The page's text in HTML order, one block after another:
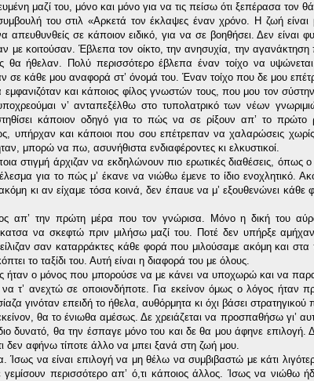
μαζί του, μόνο και μόνο για να τις πείσω ότι ξεπέρασα τον
του στιλ «Αρκετά τον έκλαψες έναν χρόνο. Η ζωή
απευθυνθείς σε κάποιον ειδικό, για να σε βοηθήσει. Δεν είναι
με κοιτούσαν. Έβλεπα τον οίκτο, την ανησυχία, την
θα ήθελαν. Πολύ περισσότερο έβλεπα έναν τοίχο να
σε κάθε μου αναφορά στ’ όνομά του. Έναν τοίχο που δε μου
και κάποιος φίλος γνωστών τους, που μου τον
ν’ ανταπεξέλθω στο τυπολατρικό των νέων
κάποιον οδηγό για το πώς να σε ρίξουν απ’ το πρώτο
υπήρχαν και κάποιοι που σου επέτρεπαν να χαλαρώσεις
μπορώ να πω, ασυνήθιστα ενδιαφέροντες κι ελκυστικοί.
στιγμή άρχιζαν να εκδηλώνουν πιο ερωτικές διαθέσεις,
για το πώς μ’ έκανε να νιώθω έμενε το ίδιο ενοχλητικό.
ακόμη κι αν είχαμε τόσα κοινά, δεν έπαυε να μ’ εξουθενώνει
απ’ την πρώτη μέρα που τον γνώρισα. Μόνο η δική του
να σκεφτώ πριν μιλήσω μαζί του. Ποτέ δεν υπήρξε
σαν καταρράκτες κάθε φορά που μιλούσαμε ακόμη και
το ταξίδι του. Αυτή είναι η διαφορά του με όλους.
ήταν ο μόνος που μπορούσε να με κάνει να υποχωρώ και να
τ’ ανεχτώ σε οποιονδήποτε. Για εκείνον όμως ο λόγος ήταν
γινόταν επειδή το ήθελα, αυθόρμητα κι όχι βάσει στρατηγικού
θα το ένιωθα αμέσως. Δε χρειάζεται να προσπαθήσω γι’
δυνατό, θα την έσπαγε μόνο του και δε θα μου άφηνε επιλογή.
δεν αφήνω τίποτε άλλο να μπει ξανά στη ζωή μου.
Ίσως να είναι επιλογή να μη θέλω να συμβιβαστώ με κάτι
γεμίσουν περισσότερο απ’ ό,τι κάποιος άλλος. Ίσως να